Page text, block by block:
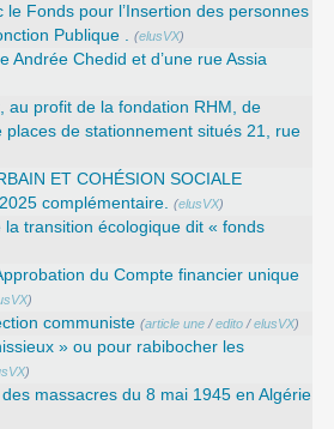
Fonds pour l’Insertion des personnes
Publique . (elusVX)
Andrée Chedid et d’une rue Assia
au profit de la fondation RHM, de
places de stationnement situés 21, rue
ET COHÉSION SOCIALE
complémentaire. (elusVX)
la transition écologique dit « fonds
du Compte financier unique
)
communiste (article une /edito /elusVX)
» ou pour rabibocher les
)
massacres du 8 mai 1945 en Algérie